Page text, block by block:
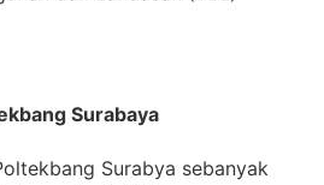
Surabaya
Surabya sebanyak